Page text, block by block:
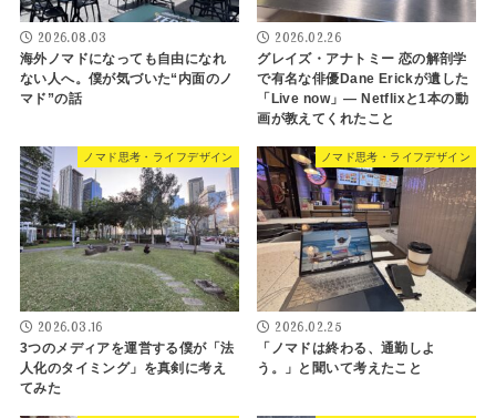
2026.08.03
海外ノマドになっても自由になれ
ない人へ。僕が気づいた“内面のノ
マド”の話
2026.02.26
グレイズ・アナトミー 恋の解剖学
で有名な俳優Dane Erickが遺した
「Live now」― Netflixと1本の動
画が教えてくれたこと
ノマド思考・ライフデザイン
2026.03.16
3つのメディアを運営する僕が「法
人化のタイミング」を真剣に考え
てみた
ノマド思考・ライフデザイン
2026.02.25
「ノマドは終わる、通勤しよ
う。」と聞いて考えたこと